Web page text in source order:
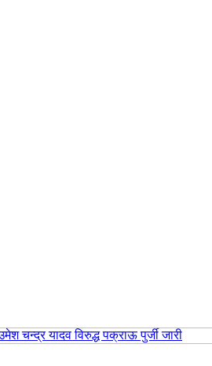
चन्द्र यादव विरुद्ध पक्राऊ पुर्जी जारी